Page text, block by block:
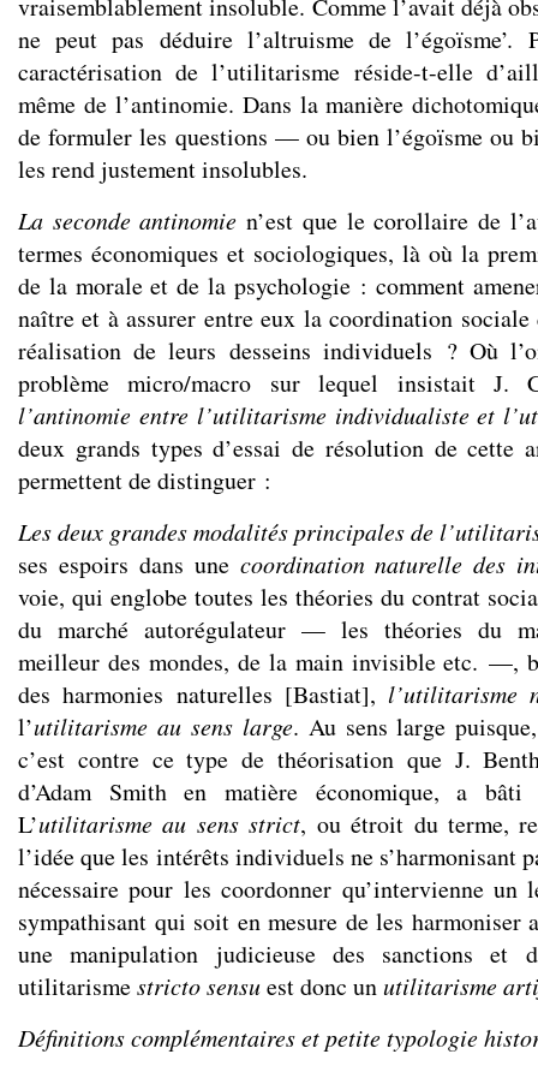
vraisemblablement insoluble. Comme l’avait déjà
ne peut pas déduire l’altruisme de l’égoïsme’.
caractérisation de l’utilitarisme réside-t-elle
même de l’antinomie. Dans la manière
de formuler les questions — ou bien l’égoïsme ou
les rend justement insolubles.
La seconde antinomie n’est que le corollaire de
termes économiques et sociologiques, là où la
de la morale et de la psychologie : comment
naître et à assurer entre eux la coordination
réalisation de leurs desseins individuels ? Où
problème micro/macro sur lequel insistait J.
l’antinomie entre l’utilitarisme individualiste et
deux grands types d’essai de résolution de cette
permettent de distinguer :
Les deux grandes modalités principales de
ses espoirs dans une coordination naturelle des
voie, qui englobe toutes les théories du contrat
du marché autorégulateur — les théories du
meilleur des mondes, de la main invisible etc. —,
des harmonies naturelles [Bastiat],l’utilitarisme
l’utilitarisme au sens large. Au sens large
c’est contre ce type de théorisation que J.
d’Adam Smith en matière économique, a bâti
L’utilitarisme au sens strict, ou étroit du terme,
l’idée que les intérêts individuels ne s’harmonisant
nécessaire pour les coordonner qu’intervienne un
sympathisant qui soit en mesure de les harmoniser
une manipulation judicieuse des sanctions et
utilitarismestricto sensuest donc unutilitarisme
Définitions complémentaires et petite typologie